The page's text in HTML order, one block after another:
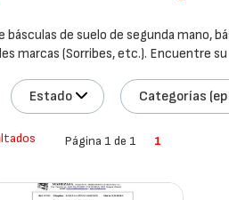
básculas de suelo de segunda mano,
marcas (Sorribes, etc.). Encuentre
Estado Categorías
Página 1 de 1 1